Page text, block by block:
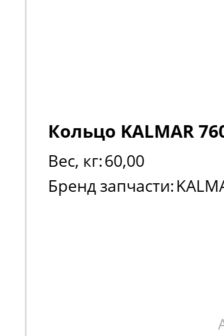
Кольцо KALMAR
Вес, кг:60,00
Бренд запчасти: